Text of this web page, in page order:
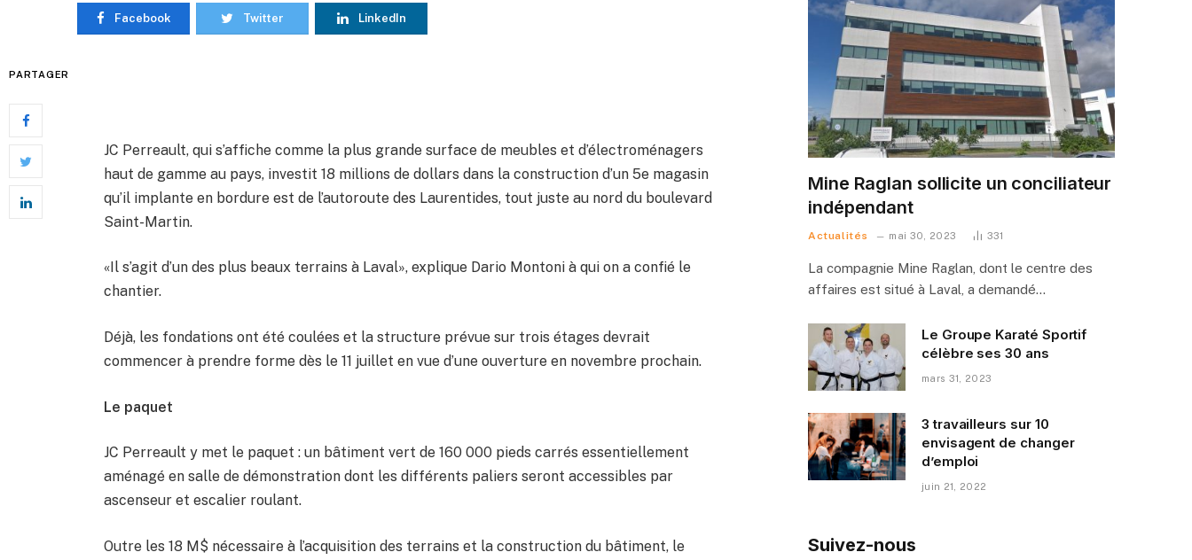
Facebook Twitter LinkedIn
PARTAGER
JC Perreault, qui s’affiche comme la plus grande surface de meubles et d’électroménagers
haut de gamme au pays, investit 18 millions de dollars dans la construction d’un 5e magasin
qu’il implante en bordure est de l’autoroute des Laurentides, tout juste au nord du boulevard
Saint-Martin.
«Il s’agit d’un des plus beaux terrains à Laval», explique Dario Montoni à qui on a confié le
chantier.
Déjà, les fondations ont été coulées et la structure prévue sur trois étages devrait
commencer à prendre forme dès le 11 juillet en vue d’une ouverture en novembre prochain.
Le paquet
JC Perreault y met le paquet : un bâtiment vert de 160 000 pieds carrés essentiellement
aménagé en salle de démonstration dont les différents paliers seront accessibles par
ascenseur et escalier roulant.
Outre les 18 M$ nécessaire à l’acquisition des terrains et la construction du bâtiment, le
Mine Raglan sollicite un conciliateur
indépendant
Actualités mai 30, 2023 331
La compagnie Mine Raglan, dont le centre des
affaires est situé à Laval, a demandé…
Le Groupe Karaté Sportif
célèbre ses 30 ans
mars 31, 2023
3 travailleurs sur 10
envisagent de changer
d’emploi
juin 21, 2022
Suivez-nous